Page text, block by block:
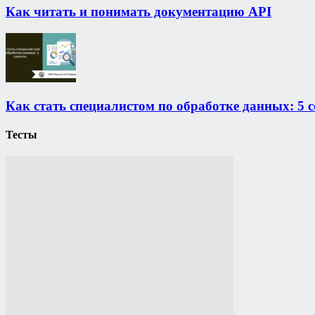
Как читать и понимать документацию API
Как стать специалистом по обработке данных: 5
Тесты